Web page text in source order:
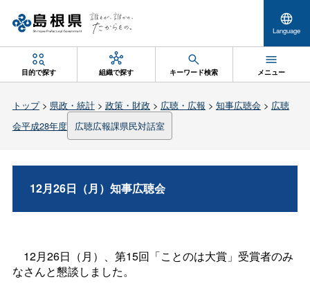
Language
目的で探す 組織で探す キーワード検索 メニュー
トップ> 県政・統計> 政策・財政 > 広聴・広報 > 知事広聴会 > 広聴
会平成28年度
広聴広報課県民対話室
12月26日（月）知事広聴会
12月26日（月）、第15回「ことのは大賞」受賞者のみ
なさんと懇談しました。